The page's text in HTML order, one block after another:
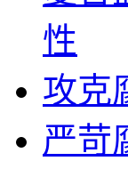
性
攻克
严苛